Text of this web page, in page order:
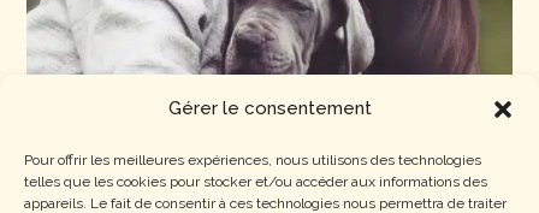
Gérer le consentement
Pour offrir les meilleures expériences, nous utilisons des technologies
telles que les cookies pour stocker et/ou accéder aux informations des
appareils. Le fait de consentir à ces technologies nous permettra de traiter